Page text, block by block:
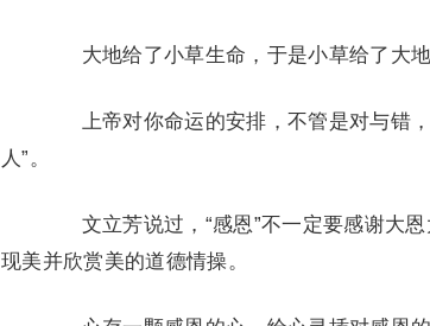
大地给了小草生命，于是小草给了大地
上帝对你命运的安排，不管是对与错，
人”。
文立芳说过，“感恩”不一定要感谢大恩
现美并欣赏美的道德情操。